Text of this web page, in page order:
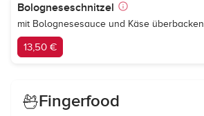
Bologneseschnitzel
mit Bolognesesauce und Käse überbacken
13,50 €
Fingerfood